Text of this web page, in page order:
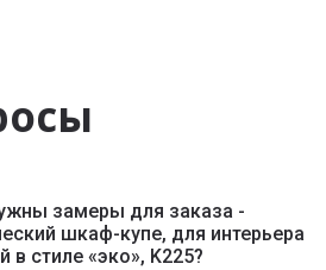
замеры для заказа -
шкаф-купе, для интерьера
в стиле «эко», K225?